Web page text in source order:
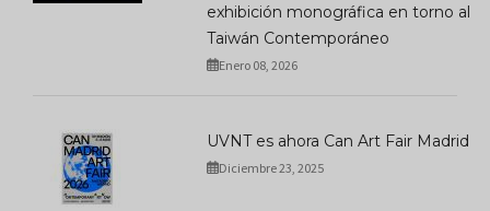
exhibición monográfica en torno al
Taiwán Contemporáneo
Enero 08, 2026
UVNT es ahora Can Art Fair Madrid
Diciembre 23, 2025